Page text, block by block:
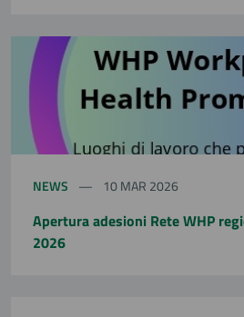
NEWS 10 MAR 2026
Apertura adesioni Rete WHP
2026